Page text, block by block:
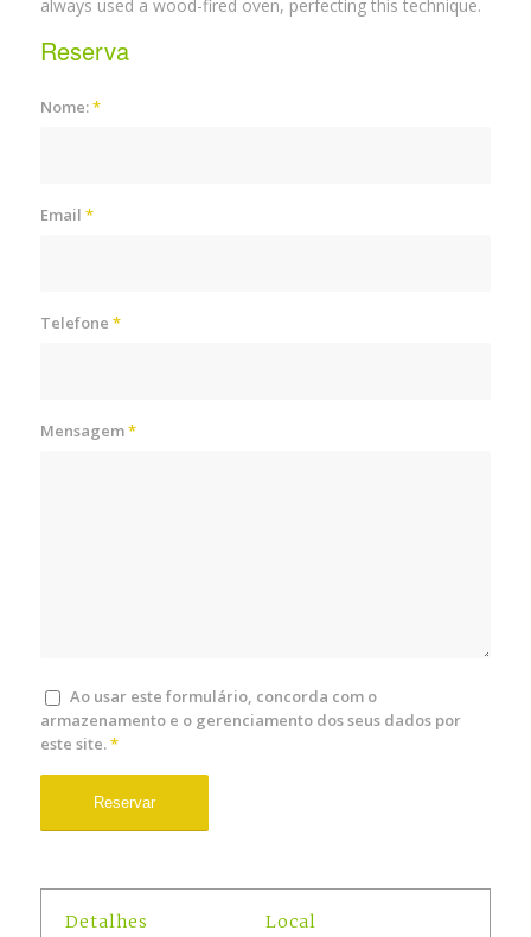
always used a wood-fired oven, perfecting this technique.
Reserva
Nome:*
Email *
Telefone *
Mensagem*
Ao usar este formulário, concorda com o
armazenamento e o gerenciamento dos seus dados por
este site.*
Detalhes Local